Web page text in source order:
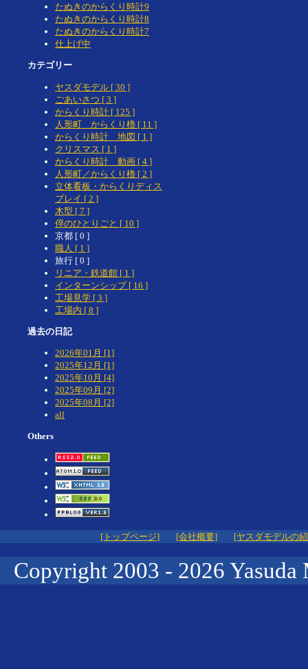
たぬきのからくり時計9
たぬきのからくり時計8
たぬきのからくり時計7
仕上げ中
カテゴリー
ヤスダモデル [ 30 ]
ごあいさつ [ 3 ]
からくり時計 [ 125 ]
人形町 からくり櫓 [ 11 ]
からくり時計 地図 [ 1 ]
クリスマス [ 1 ]
からくり時計 動画 [ 4 ]
人形町／からくり櫓 [ 2 ]
立体看板・からくりディス
プレイ [ 2 ]
木型 [ 7 ]
倅のひとりごと [ 10 ]
京都 [ 0 ]
職人 [ 1 ]
旅行 [ 0 ]
リニア・鉄道館 [ 1 ]
インターンシップ [ 16 ]
工場見学 [ 3 ]
工場内 [ 8 ]
過去の日記
2026年01月 [1]
2025年12月 [1]
2025年10月 [4]
2025年09月 [2]
2025年08月 [2]
all
Others
[トップページ] [会社概要] [ヤスダモデルの
Copyright 2003 - 2026